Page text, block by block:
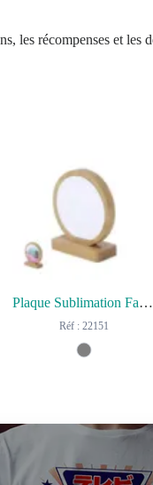
les récompenses et
Plaque Sublimation Farnes
Réf : 22151